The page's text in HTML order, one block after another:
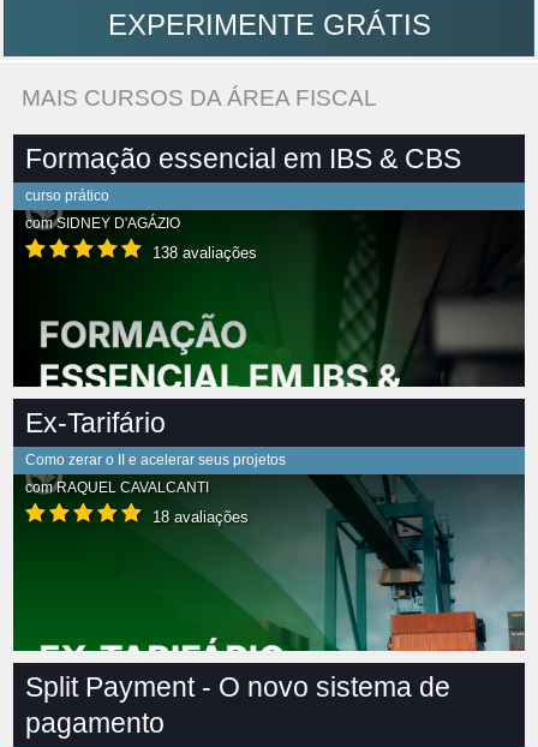
EXPERIMENTE GRÁTIS
MAIS CURSOS DA ÁREA FISCAL
Formação essencial em IBS & CBS
curso prático
comSIDNEY D'AGÁZIO
138 avaliações
Ex-Tarifário
Como zerar o II e acelerar seus projetos
comRAQUEL CAVALCANTI
18 avaliações
Split Payment - O novo sistema de
pagamento